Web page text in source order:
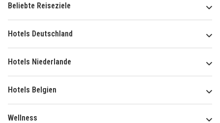
Beliebte Reiseziele
Hotels Deutschland
Hotels Niederlande
Hotels Belgien
Wellness